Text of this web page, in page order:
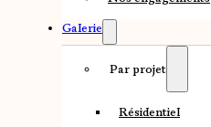
Galerie
Par projet
Résidentiel